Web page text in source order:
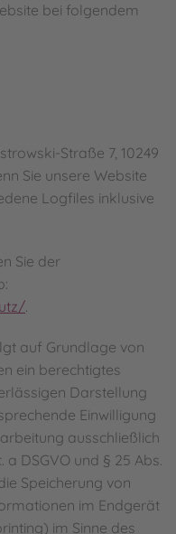
bei folgendem
Straße 7, 10249
Sie unsere Website
Logfiles inklusive
Sie der
.
auf Grundlage von
ein berechtigtes
Darstellung
Einwilligung
ausschließlich
a DSGVO und § 25 Abs.
Speicherung von
im Endgerät
im Sinne des